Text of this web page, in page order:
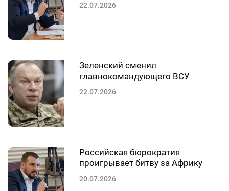
22.07.2026
Зеленский сменил
главнокомандующего ВСУ
22.07.2026
Российская бюрократия
проигрывает битву за Африку
20.07.2026